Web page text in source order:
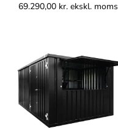
69.290,00 kr. ekskl. moms